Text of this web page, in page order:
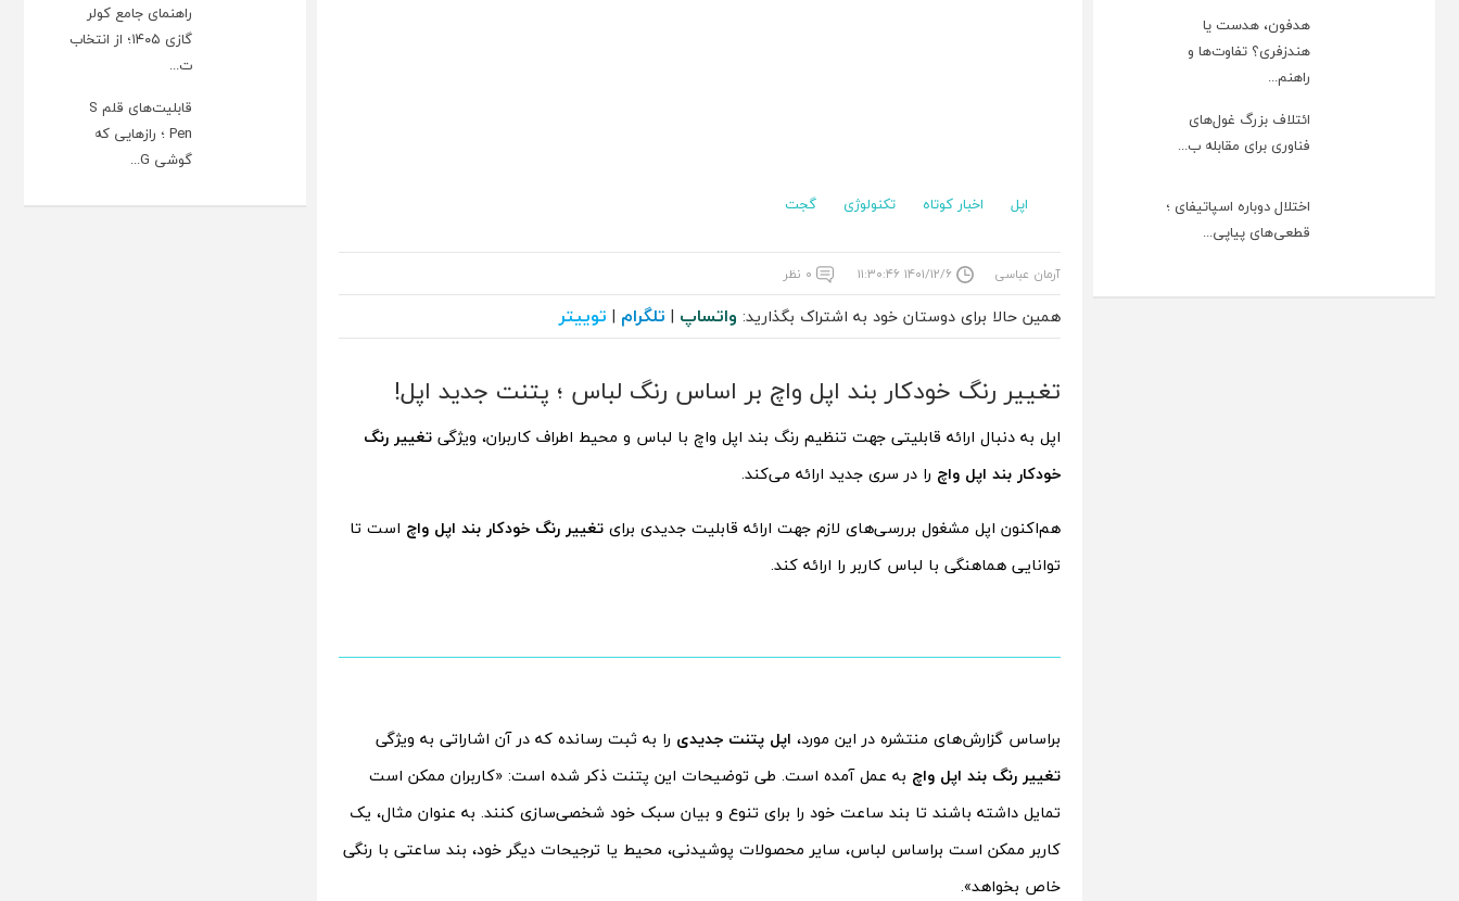
هدفون، هدست یا
هندزفری؟ تفاوت‌ها و
راهنم...
ائتلاف بزرگ غول‌های
فناوری برای مقابله ب...
اختلال دوباره اسپاتیفای ؛
قطعی‌های پیاپی...
اپل اخبار کوتاه تکنولوژی گجت
آرمان عباسی ۱۴۰۱/۱۲/۶ ۱۱:۳۰:۴۶ ۰ نظر
همین حالا برای دوستان خود به اشتراک بگذارید: واتساپ | تلگرام | توییتر
تغییر رنگ خودکار بند اپل واچ بر اساس رنگ لباس ؛ پتنت جدید اپل!
اپل به دنبال ارائه قابلیتی جهت تنظیم رنگ بند اپل واچ با لباس و محیط اطراف کاربران، ویژگی تغییر رنگ
خودکار بند اپل واچ را در سری جدید ارائه می‌کند.
هم‌اکنون اپل مشغول بررسی‌های لازم جهت ارائه قابلیت جدیدی برای تغییر رنگ خودکار بند اپل واچ است تا
توانایی هماهنگی با لباس کاربر را ارائه کند.
براساس گزارش‌های منتشره در این مورد، اپل پتنت جدیدی را به ثبت رسانده که در آن اشاراتی به ویژگی
تغییر رنگ بند اپل واچ به عمل آمده است. طی توضیحات این پتنت ذکر شده است: «کاربران ممکن است
تمایل داشته باشند تا بند ساعت خود را برای تنوع و بیان سبک خود شخصی‌سازی کنند. به عنوان مثال، یک
کاربر ممکن است براساس لباس، سایر محصولات پوشیدنی، محیط یا ترجیحات دیگر خود، بند ساعتی با رنگی
خاص بخواهد».
راهنمای جامع کولر
گازی ۱۴۰۵؛ از انتخاب
ت...
قابلیت‌های قلم S
Pen ؛ رازهایی که
گوشی G...